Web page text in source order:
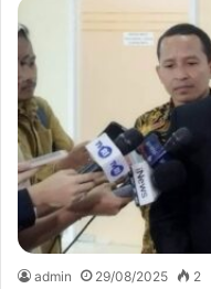
admin 29/08/2025 2